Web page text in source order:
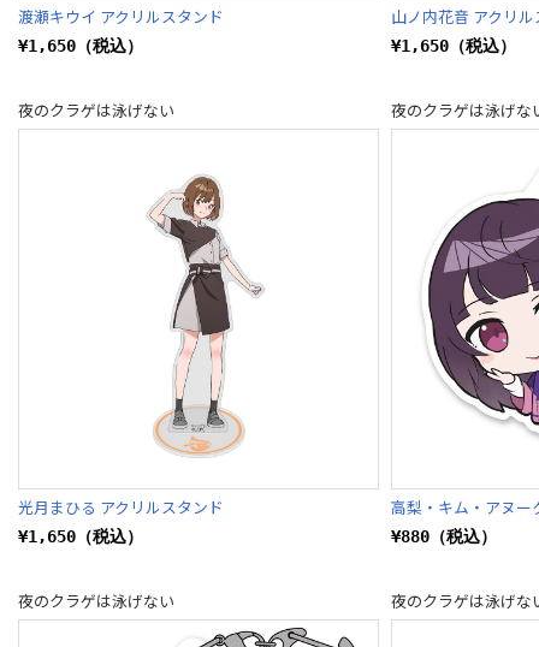
渡瀬キウイ アクリルスタンド
¥1,650（税込）
山ノ内花音 アクリ
¥1,650（税込）
夜のクラゲは泳げない
光月まひる アクリルスタンド
¥1,650（税込）
夜のクラゲは泳げな
高梨・キム・アヌー
¥880（税込）
夜のクラゲは泳げない 夜のクラゲは泳げな